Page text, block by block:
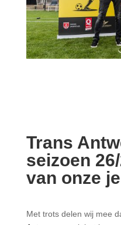
Trans
seizoen
van onze
Met trots delen wij mee